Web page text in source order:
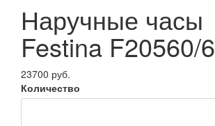
Наручные часы
Festina F20560/6
23700 руб.
Количество